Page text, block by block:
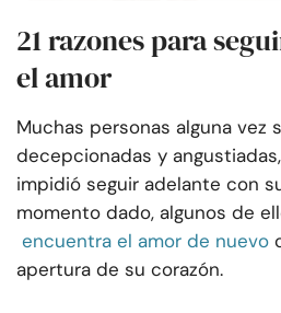
21 razones para
el amor
Muchas personas alguna vez
decepcionadas y
impidió seguir adelante con
momento dado, algunos de
encuentra el amor de nuevo
apertura de su corazón.